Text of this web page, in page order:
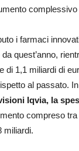
complessivo
i farmaci
quest’anno,
di 1,1 miliardi di
al passato. In
Iqvia, la
compreso tra
miliardi.